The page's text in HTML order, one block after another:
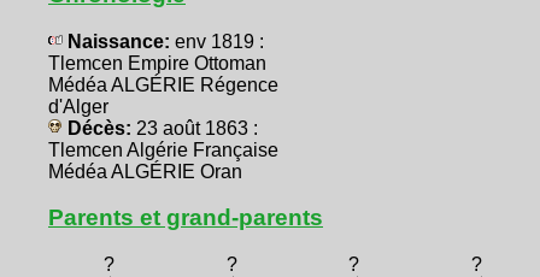
Naissance: env 1819 :
Tlemcen Empire Ottoman
Médéa ALGÉRIE Régence
d'Alger
Décès: 23 août 1863 :
Tlemcen Algérie Française
Médéa ALGÉRIE Oran
Parents et grand-parents
? ? ?
?